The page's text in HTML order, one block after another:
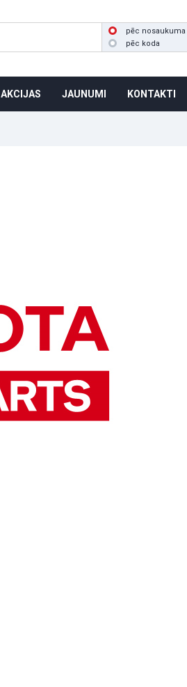
pēc nosaukuma
pēc koda
AKCIJAS JAUNUMI KONTAKTI